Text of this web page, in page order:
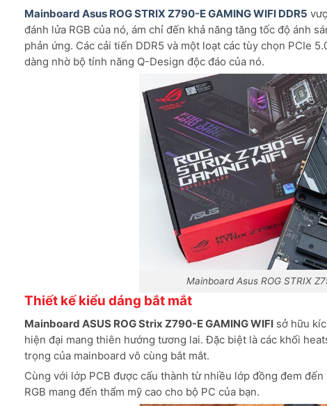
Mainboard Asus ROG STRIX Z790-E GAMING WIFI DDR5
đánh lửa RGB của nó, ám chỉ đến khả năng tăng tốc độ ánh
phản ứng. Các cải tiến DDR5 và một loạt các tùy chọn PCIe
dàng nhờ bộ tính năng Q-Design độc đáo của nó.
Mainboard Asus ROG STRIX
Thiết kế kiểu dáng bắt mắt
Mainboard ASUS ROG Strix Z790-E GAMING WIFI sở hữu
hiện đại mang thiên hướng tương lai. Đặc biệt là các khối
trọng của mainboard vô cùng bắt mắt.
Cùng với lớp PCB được cấu thành từ nhiều lớp đồng đem
RGB mang đến thẩm mỹ cao cho bộ PC của bạn.